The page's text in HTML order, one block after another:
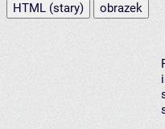
HTML (stary)
obrazek